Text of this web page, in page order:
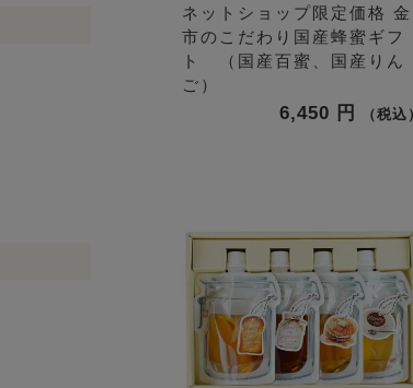
ネットショップ限定価格 金
市のこだわり国産蜂蜜ギフ
ト （国産百蜜、国産りん
ご）
6,450 税込